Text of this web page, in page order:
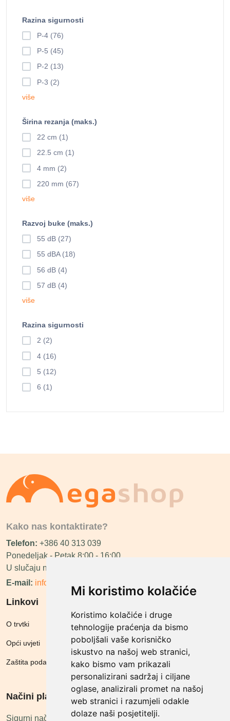
Mi koristimo kolačiće
Koristimo kolačiće i druge
tehnologije praćenja da bismo
poboljšali vaše korisničko
iskustvo na našoj web stranici,
kako bismo vam prikazali
personalizirani sadržaj i ciljane
oglase, analizirali promet na našoj
web stranici i razumjeli odakle
dolaze naši posjetitelji.
Razina sigurnosti
P-4 (76)
P-5 (45)
P-2 (13)
P-3 (2)
više
Širina rezanja (maks.)
22 cm (1)
22.5 cm (1)
4 mm (2)
220 mm (67)
više
Razvoj buke (maks.)
55 dB (27)
55 dBA (18)
56 dB (4)
57 dB (4)
više
Razina sigurnosti
2 (2)
4 (16)
5 (12)
6 (1)
Kako nas kontaktirate?
Telefon: +386 40 313 039
Ponedeljak - Petak 8:00 - 16:00
U slučaju neraspoloživosti ćemo vas nazvati.
E-mail: info@megashop.hr
Linkovi
O trvtki
Opći uvjeti
Zaštita podataka
Načini plačanja
Sigurni načini plaćanja